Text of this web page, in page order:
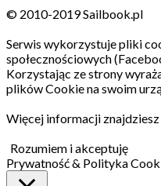
© 2010-2019 Sailbook.pl
Serwis wykorzystuje pliki
społecznościowych
Korzystając ze strony
plików Cookie na swoim
Więcej informacji znajdziesz
Rozumiem i akceptuję
Prywatność & Polityka